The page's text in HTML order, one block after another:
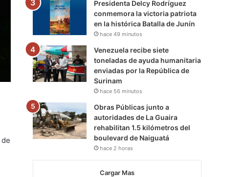
de
Presidenta Delcy Rodríguez
conmemora la victoria patriota
en la histórica Batalla de Junín
hace 49 minutos
Venezuela recibe siete
toneladas de ayuda humanitaria
enviadas por la República de
Surinam
hace 56 minutos
Obras Públicas junto a
autoridades de La Guaira
rehabilitan 1.5 kilómetros del
boulevard de Naiguatá
hace 2 horas
Cargar Mas